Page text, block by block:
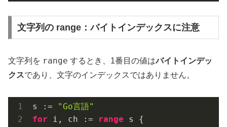
文字列の range：バイトインデックスに注意
文字列を range するとき、1番目の値はバイトインデッ
クスであり、文字のインデックスではありません。
s :=
"Go言語"
for i, ch := range s {